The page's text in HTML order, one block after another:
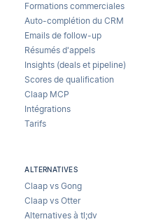
Formations commerciales
Auto-complétion du CRM
Emails de follow-up
Résumés d'appels
Insights (deals et pipeline)
Scores de qualification
Claap MCP
Intégrations
Tarifs
ALTERNATIVES
Claap vs Gong
Claap vs Otter
Alternatives à tl;dv